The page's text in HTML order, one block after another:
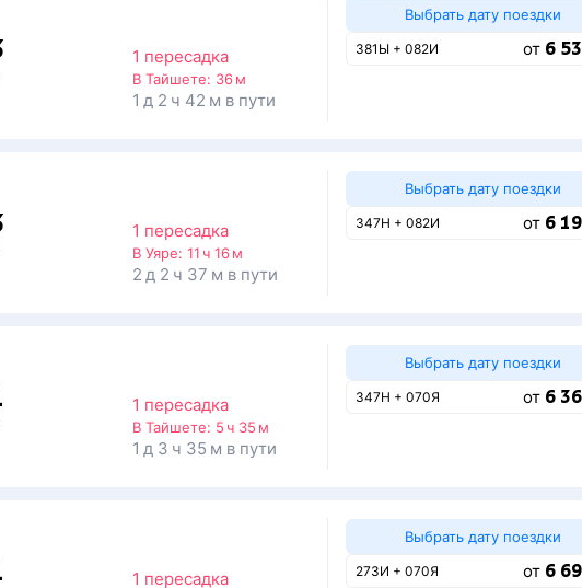
1 пересадка
В Тайшете: 36 м
1 д 2 ч 42 м в пути
Выбрать дату поездки
381Ы + 082И от 6
1 пересадка
В Уяре: 11 ч 16 м
2 д 2 ч 37 м в пути
Выбрать дату поездки
347Н + 082И от 6
1 пересадка
В Тайшете: 5 ч 35 м
1 д 3 ч 35 м в пути
Выбрать дату поездки
347Н + 070Я от 6
1 пересадка
Выбрать дату поездки
273И + 070Я от 6